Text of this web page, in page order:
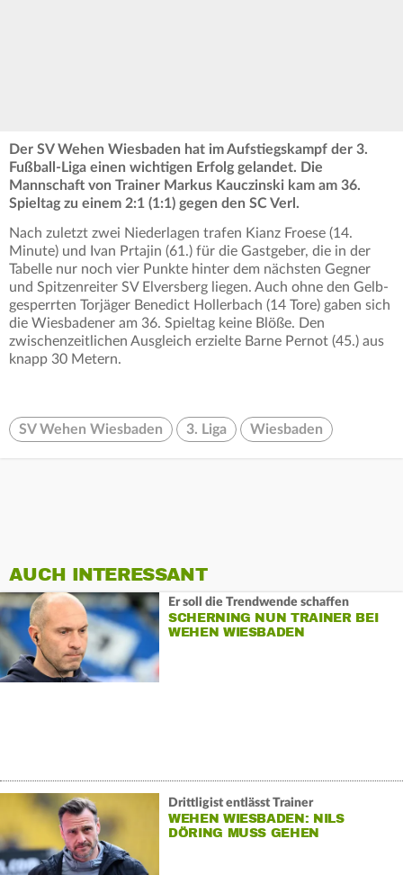
Der SV Wehen Wiesbaden hat im Aufstiegskampf der 3.
Fußball-Liga einen wichtigen Erfolg gelandet. Die
Mannschaft von Trainer Markus Kauczinski kam am 36.
Spieltag zu einem 2:1 (1:1) gegen den SC Verl.
Nach zuletzt zwei Niederlagen trafen Kianz Froese (14.
Minute) und Ivan Prtajin (61.) für die Gastgeber, die in der
Tabelle nur noch vier Punkte hinter dem nächsten Gegner
und Spitzenreiter SV Elversberg liegen. Auch ohne den Gelb-
gesperrten Torjäger Benedict Hollerbach (14 Tore) gaben sich
die Wiesbadener am 36. Spieltag keine Blöße. Den
zwischenzeitlichen Ausgleich erzielte Barne Pernot (45.) aus
knapp 30 Metern.
SV Wehen Wiesbaden 3. Liga Wiesbaden
AUCH INTERESSANT
Er soll die Trendwende schaffen
SCHERNING NUN TRAINER BEI
WEHEN WIESBADEN
Drittligist entlässt Trainer
WEHEN WIESBADEN: NILS
DÖRING MUSS GEHEN